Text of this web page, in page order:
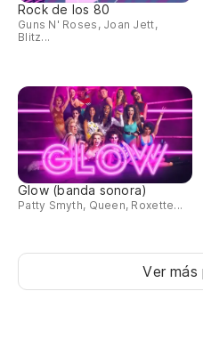
Rock de los 80
Guns N' Roses, Joan Jett,
Blitz...
Glow (banda sonora)
Patty Smyth, Queen, Roxette...
Ver más